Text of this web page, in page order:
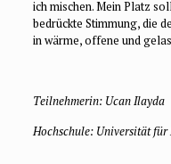
ich mischen. Mein Platz
bedrückte Stimmung, die
in wärme, offene und
Teilnehmerin: Ucan Ilayda
Hochschule: Universität